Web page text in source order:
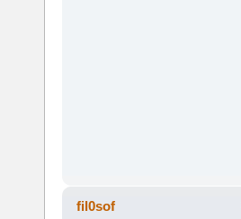
fil0sof